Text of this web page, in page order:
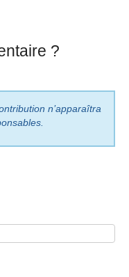
?
n’apparaîtra